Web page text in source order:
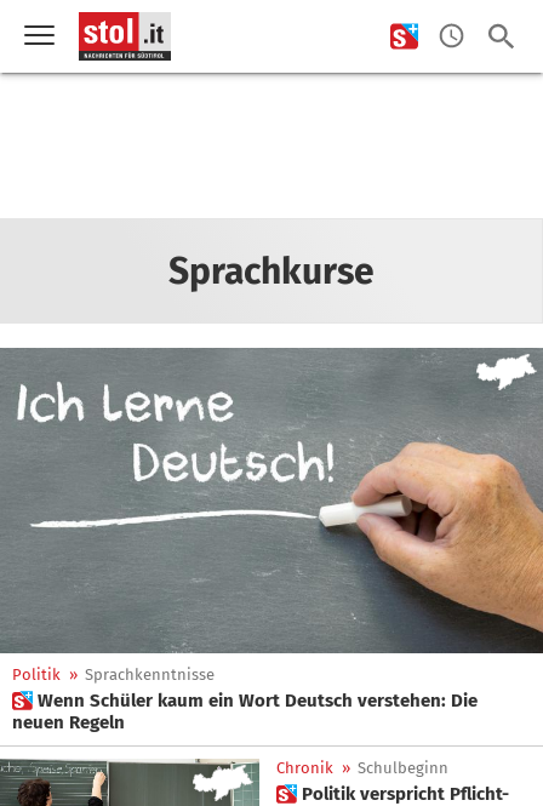
Sprachkurse
Politik » Sprachkenntnisse
 Wenn Schüler kaum ein Wort Deutsch verstehen: Die
neuen Regeln
Chronik » Schulbeginn
 Politik verspricht Pflicht-